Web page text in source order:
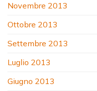
Novembre 2013
Ottobre 2013
Settembre 2013
Luglio 2013
Giugno 2013